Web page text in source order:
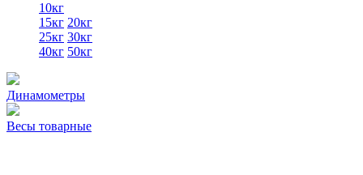
10кг
15кг 20кг
25кг 30кг
40кг 50кг
Динамометры
Весы товарные